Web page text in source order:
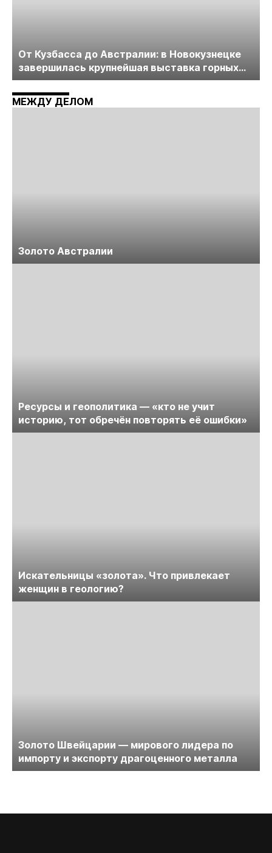
От Кузбасса до Австралии: в Новокузнецке
завершилась крупнейшая выставка горных
технологий «Недра России. Уголь России и
Майнинг»
МЕЖДУ ДЕЛОМ
Золото Австралии
Ресурсы и геополитика — «кто не учит
историю, тот обречён повторять её ошибки»
Искательницы «золота». Что привлекает
женщин в геологию?
Золото Швейцарии — мирового лидера по
импорту и экспорту драгоценного металла